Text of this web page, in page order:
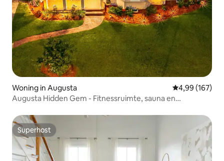
Woning in Augusta Gemiddelde
4,99 (167)
Augusta Hidden Gem - Fitnessruimte, sauna en
Superhost
Superhost